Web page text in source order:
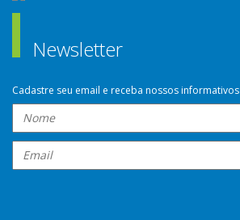
Newsletter
Cadastre seu email e receba nossos informativos